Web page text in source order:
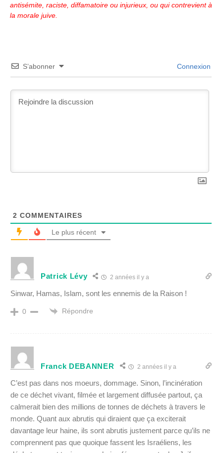
antisémite, raciste, diffamatoire ou injurieux, ou qui contrevient à
la morale juive.
S’abonner Connexion
2 COMMENTAIRES
Le plus récent
Patrick Lévy 2 années il y a
Sinwar, Hamas, Islam, sont les ennemis de la Raison !
0 Répondre
Franck DEBANNER 2 années il y a
C’est pas dans nos moeurs, dommage. Sinon, l’incinération
de ce déchet vivant, filmée et largement diffusée partout, ça
calmerait bien des millions de tonnes de déchets à travers le
monde. Quant aux abrutis qui diraient que ça exciterait
davantage leur haine, ils sont abrutis justement parce qu’ils ne
comprennent pas que quoique fassent les Israéliens, les